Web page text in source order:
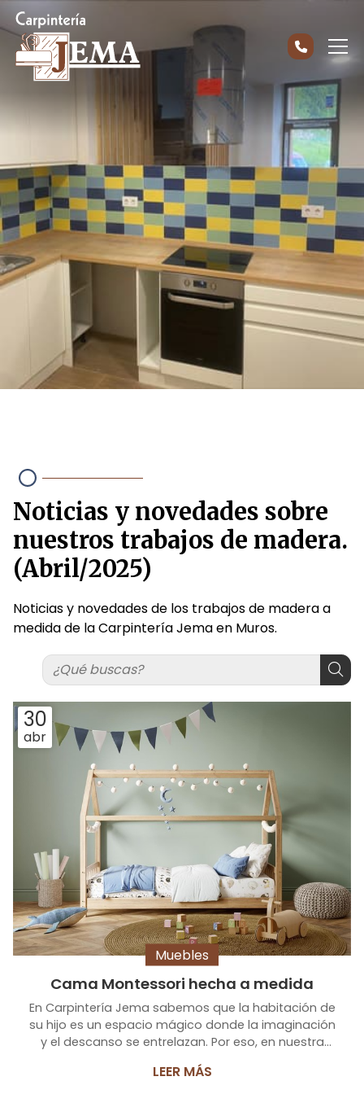
Noticias y novedades sobre
nuestros trabajos de madera.
(Abril/2025)
Noticias y novedades de los trabajos de madera a
medida de la Carpintería Jema en Muros.
30
abr
Cama Montessori hecha a medida
Muebles
En Carpintería Jema sabemos que la habitación de
su hijo es un espacio mágico donde la imaginación
y el descanso se entrelazan. Por eso, en nuestra
en crear camas Montessori a medida, diseñadas
LEER MÁS